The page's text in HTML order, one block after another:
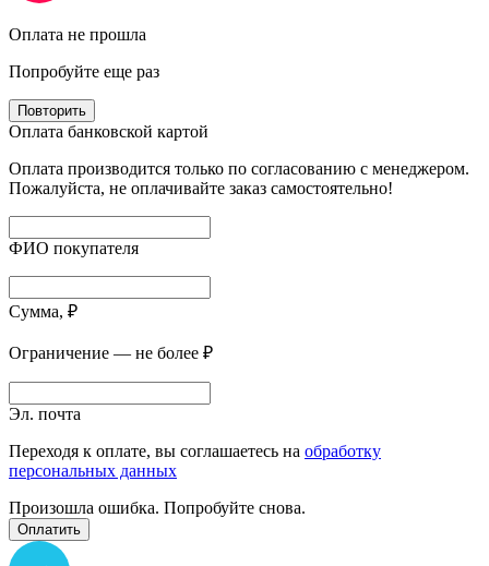
Оплата не прошла
Попробуйте еще раз
Повторить
Оплата банковской картой
Оплата производится только по согласованию с менеджером.
Пожалуйста, не оплачивайте заказ самостоятельно!
ФИО покупателя
Сумма, ₽
Ограничение — не более ₽
Эл. почта
Переходя к оплате, вы соглашаетесь на обработку
персональных данных
Произошла ошибка. Попробуйте снова.
Оплатить